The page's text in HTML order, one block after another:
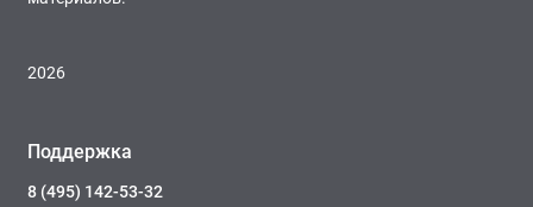
2026
Поддержка
8 (495) 142-53-32